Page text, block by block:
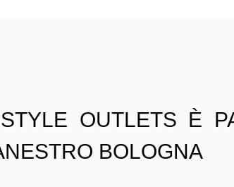
OUTLETS È
BOLOGNA